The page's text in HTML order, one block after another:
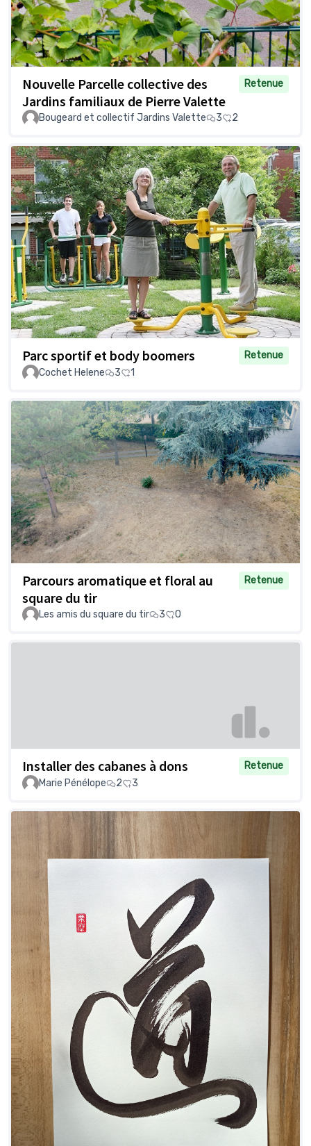
Nouvelle Parcelle collective des
Jardins familiaux de Pierre Valette
Retenue
Bougeard et collectif Jardins Valette 3 2
Parc sportif et body boomers
Retenue
Cochet Helene
3 1
Parcours aromatique et floral au
square du tir
Retenue
Les amis du square du tir 3 0
Installer des cabanes à dons
Retenue
Marie Pénélope
2 3